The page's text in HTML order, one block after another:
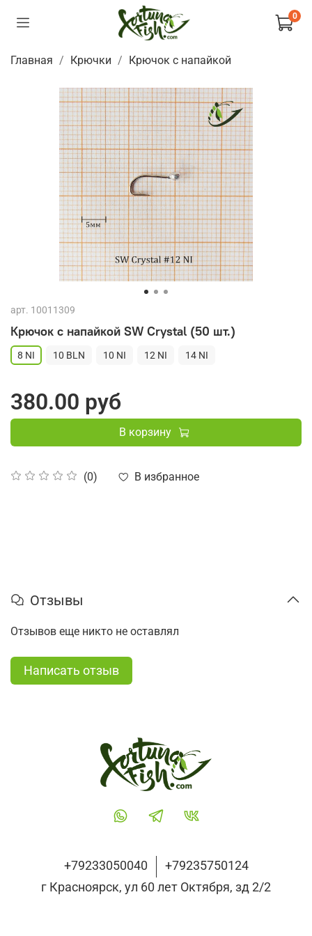
0
Главная Крючки Крючок с напайкой
арт. 10011309
Крючок с напайкой SW Crystal (50 шт.)
(0) В избранное
8 NI 10 BLN 10 NI 12 NI 14 NI
380.00 руб
В корзину
Отзывы
Отзывов еще никто не оставлял
Написать отзыв
+79233050040
+79235750124
г Красноярск, ул 60 лет Октября, зд 2/2